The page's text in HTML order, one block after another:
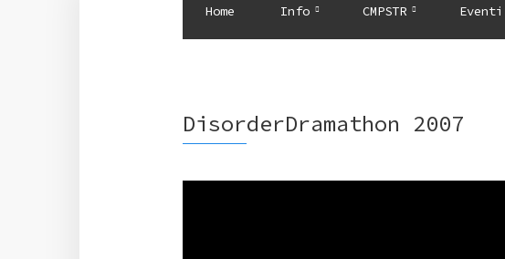
Home Info CMPSTR Eventi
DisorderDramathon 2007